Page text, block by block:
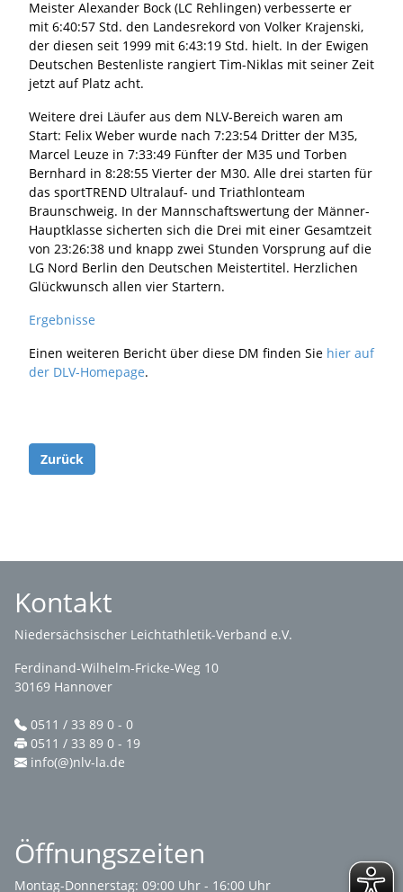
Meister Alexander Bock (LC Rehlingen) verbesserte er
mit 6:40:57 Std. den Landesrekord von Volker Krajenski,
der diesen seit 1999 mit 6:43:19 Std. hielt. In der Ewigen
Deutschen Bestenliste rangiert Tim-Niklas mit seiner Zeit
jetzt auf Platz acht.
Weitere drei Läufer aus dem NLV-Bereich waren am
Start: Felix Weber wurde nach 7:23:54 Dritter der M35,
Marcel Leuze in 7:33:49 Fünfter der M35 und Torben
Bernhard in 8:28:55 Vierter der M30. Alle drei starten für
das sportTREND Ultralauf- und Triathlonteam
Braunschweig. In der Mannschaftswertung der Männer-
Hauptklasse sicherten sich die Drei mit einer Gesamtzeit
von 23:26:38 und knapp zwei Stunden Vorsprung auf die
LG Nord Berlin den Deutschen Meistertitel. Herzlichen
Glückwunsch allen vier Startern.
Ergebnisse
Einen weiteren Bericht über diese DM finden Sie hier auf
der DLV-Homepage.
Zurück
Kontakt
Niedersächsischer Leichtathletik-Verband e.V.
Ferdinand-Wilhelm-Fricke-Weg 10
30169 Hannover
0511 / 33 89 0 - 0
0511 / 33 89 0 - 19
info(@)nlv-la.de
Öffnungszeiten
Montag-Donnerstag: 09:00 Uhr - 16:00 Uhr